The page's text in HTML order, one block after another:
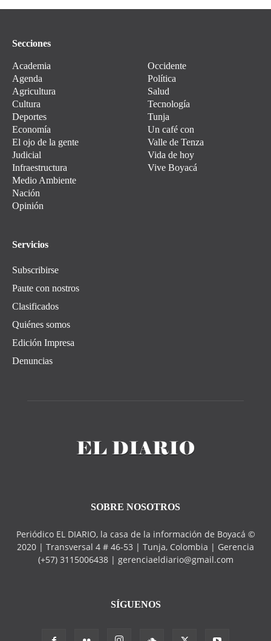
Secciones
Academia
Agenda
Agricultura
Cultura
Deportes
Economía
El ojo de la gente
Judicial
Infraestructura
Medio Ambiente
Nación
Opinión
Occidente
Política
Salud
Tecnología
Tunja
Un café con
Valle de Tenza
Vida de hoy
Vive Boyacá
Servicios
Subscribirse
Paute con nostros
Clasificados
Quiénes somos
Edición Impresa
Denuncias
SOBRE NOSOTROS
Periódico EL DIARIO, la casa de la información de Boyacá ©
2020 | Transversal 4 # 46-53 | Tunja, Colombia | Gerencia
(+57) 3115006438 | gerenciaeldiario@gmail.com
SÍGUENOS